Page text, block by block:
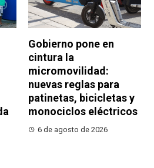
Gobierno pone en
cintura la
micromovilidad:
nuevas reglas para
patinetas, bicicletas y
monociclos eléctricos
6 de agosto de 2026